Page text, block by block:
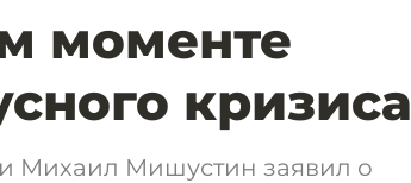
моменте
кризиса
Михаил Мишустин заявил о